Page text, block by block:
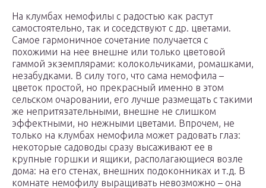
На клумбах немофилы с радостью как растут
самостоятельно, так и соседствуют с др. цветами.
Самое гармоничное сочетание получается с
похожими на нее внешне или только цветовой
гаммой экземплярами: колокольчиками, ромашками,
незабудками. В силу того, что сама немофила –
цветок простой, но прекрасный именно в этом
сельском очаровании, его лучше размещать с такими
же непритязательными, внешне не слишком
эффектными, но нежными цветами. Впрочем, не
только на клумбах немофила может радовать глаз:
некоторые садоводы сразу высаживают ее в
крупные горшки и ящики, располагающиеся возле
дома: на его стенах, внешних подоконниках и т.д. В
комнате немофилу выращивать невозможно – она